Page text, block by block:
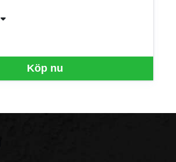
Köp nu